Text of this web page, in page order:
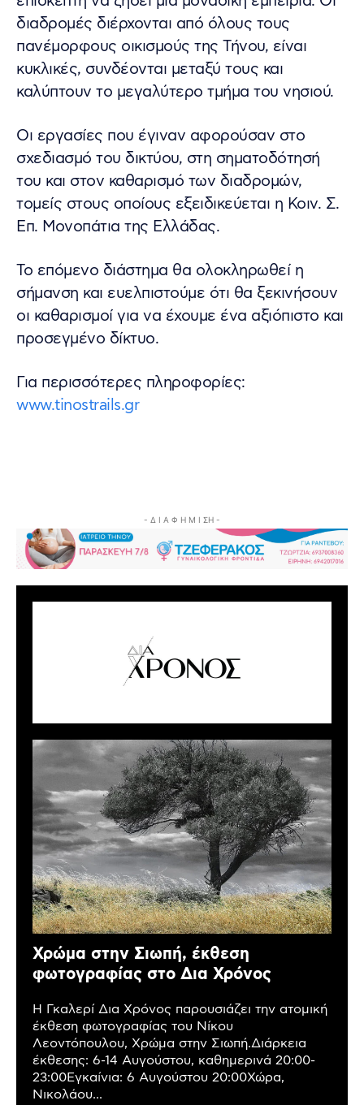
διαδρομές διέρχονται από όλους τους
πανέμορφους οικισμούς της Τήνου, είναι
κυκλικές, συνδέονται μεταξύ τους και
καλύπτουν το μεγαλύτερο τμήμα του νησιού.
Οι εργασίες που έγιναν αφορούσαν στο
σχεδιασμό του δικτύου, στη σηματοδότησή
του και στον καθαρισμό των διαδρομών,
τομείς στους οποίους εξειδικεύεται η Κοιν. Σ.
Επ. Μονοπάτια της Ελλάδας.
Το επόμενο διάστημα θα ολοκληρωθεί η
σήμανση και ευελπιστούμε ότι θα ξεκινήσουν
οι καθαρισμοί για να έχουμε ένα αξιόπιστο και
προσεγμένο δίκτυο.
Για περισσότερες πληροφορίες:
www.tinostrails.gr
- Δ Ι Α Φ Η Μ Ι ΣΗ -
Χρώμα στην Σιωπή, έκθεση
φωτογραφίας στο Δια Χρόνος
Η Γκαλερί Δια Χρόνος παρουσιάζει την ατομική
έκθεση φωτογραφίας του Νίκου
Λεοντόπουλου, Χρώμα στην Σιωπή.Διάρκεια
έκθεσης: 6-14 Αυγούστου, καθημερινά 20:00-
23:00Εγκαίνια: 6 Αυγούστου 20:00Χώρα,
Νικολάου...